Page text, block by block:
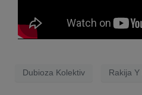
Dubioza Kolektiv Rakija Y